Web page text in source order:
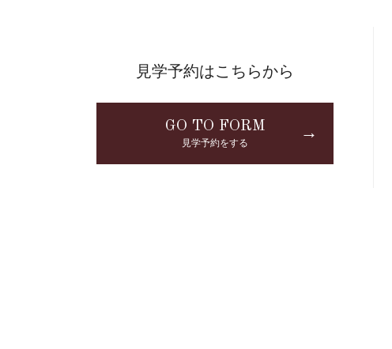
見学予約はこちらから
GO TO FORM
見学予約をする
→